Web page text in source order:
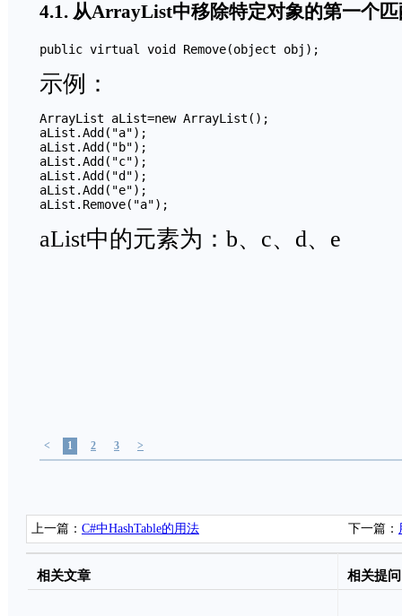
4.1. 从ArrayList中移除特定对象的第一个
public virtual void Remove(object obj);
示例：
ArrayList aList=new ArrayList();
aList.Add("a");
aList.Add("b");
aList.Add("c");
aList.Add("d");
aList.Add("e");
aList.Remove("a");
aList中的元素为：b、c、d、e
< 1 2 3 >
上一篇： C#中HashTable的用法 下一篇：
访问时间
相关文章 相关提问